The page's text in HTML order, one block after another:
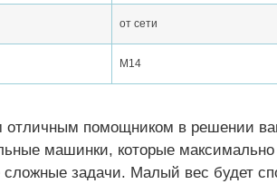
от сети
М14
помощником в решении
машинки, которые максимально
задачи. Малый вес будет